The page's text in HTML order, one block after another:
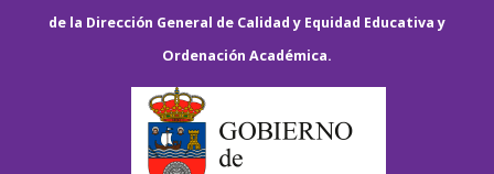
de la Dirección General de Calidad y Equidad Educativa y
Ordenación Académica.